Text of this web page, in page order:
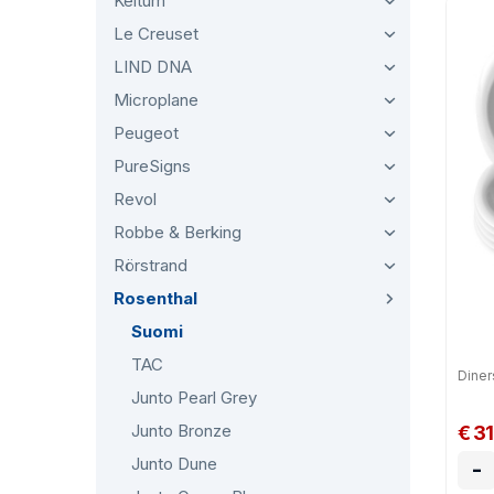
Le Creuset
LIND DNA
Microplane
Peugeot
PureSigns
Revol
Robbe & Berking
Rörstrand
Rosenthal
Suomi
TAC
Junto Pearl Grey
Junto Bronze
Junto Dune
€
-